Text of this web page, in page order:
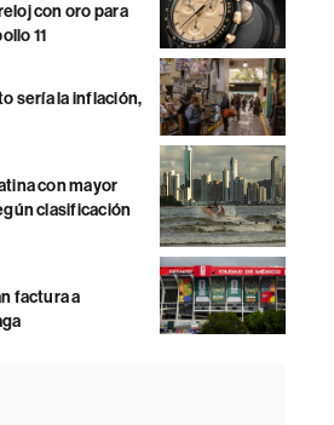
con oro para
11
sería la inflación,
con mayor
clasificación
factura a